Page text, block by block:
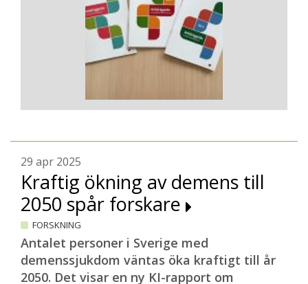
29 apr 2025
Kraftig ökning av demens till
2050 spår forskare
FORSKNING
Antalet personer i Sverige med
demenssjukdom väntas öka kraftigt till år
2050. Det visar en ny KI-rapport om